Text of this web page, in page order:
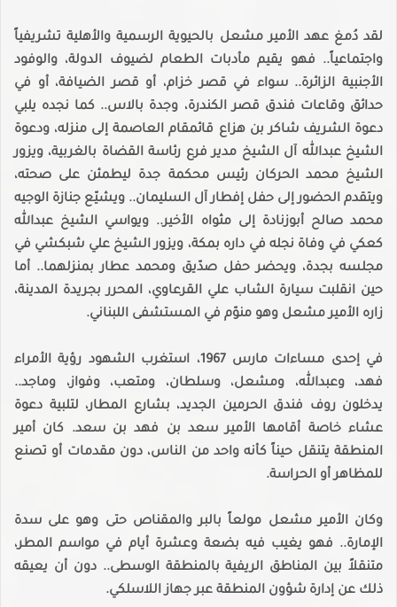
لقد دُمغ عهد الأمير مشعل بالحيوية الرسمية والأهلية تشريفياً
واجتماعياً.. فهو يقيم مأدبات الطعام لضيوف الدولة، والوفود
الأجنبية الزائرة.. سواء في قصر خزام، أو قصر الضيافة، أو في
حدائق وقاعات فندق قصر الكندرة، وجدة بالاس.. كما نجده يلبي
دعوة الشريف شاكر بن هزاع قائمقام العاصمة إلى منزله، ودعوة
الشيخ عبدالله آل الشيخ مدير فرع رئاسة القضاة بالغربية، ويزور
الشيخ محمد الحركان رئيس محكمة جدة ليطمئن على صحته،
ويتقدم الحضور إلى حفل إفطار آل السليمان.. ويشيّع جنازة الوجيه
محمد صالح أبوزنادة إلى مثواه الأخير.. ويواسي الشيخ عبدالله
كعكي في وفاة نجله في داره بمكة، ويزور الشيخ علي شبكشي في
مجلسه بجدة، ويحضر حفل صدّيق ومحمد عطار بمنزلهما.. أما
حين انقلبت سيارة الشاب علي القرعاوي، المحرر بجريدة المدينة،
زاره الأمير مشعل وهو منوّم في المستشفى اللبناني.
في إحدى مساءات مارس 1967، استغرب الشهود رؤية الأمراء
فهد، وعبدالله، ومشعل، وسلطان، ومتعب، وفواز، وماجد..
يدخلون روف فندق الحرمين الجديد، بشارع المطار، لتلبية دعوة
عشاء خاصة أقامها الأمير سعد بن فهد بن سعد. كان أمير
المنطقة يتنقل حيناً كأنه واحد من الناس، دون مقدمات أو تصنع
للمظاهر أو الحراسة.
وكان الأمير مشعل مولعاً بالبر والمقناص حتى وهو على سدة
الإمارة.. فهو يغيب فيه بضعة وعشرة أيام في مواسم المطر،
متنقلاً بين المناطق الريفية بالمنطقة الوسطى.. دون أن يعيقه
ذلك عن إدارة شؤون المنطقة عبر جهاز اللاسلكي.